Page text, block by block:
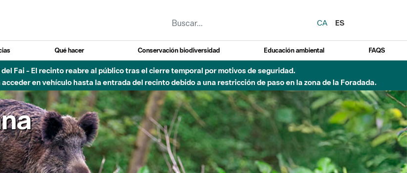
CA
ES
Qué hacer Conservación biodiversidad Educación ambiental FAQS
Fai - El recinto reabre al público tras el cierre temporal por motivos de seguridad.
en vehículo hasta la entrada del recinto debido a una restricción de paso en la zona de la Foradada.